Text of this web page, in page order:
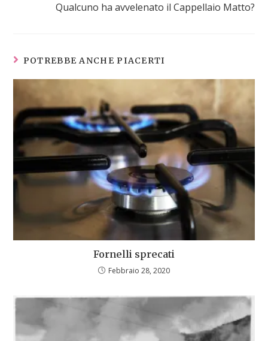
Qualcuno ha avvelenato il Cappellaio Matto?
POTREBBE ANCHE PIACERTI
Fornelli sprecati
Febbraio 28, 2020